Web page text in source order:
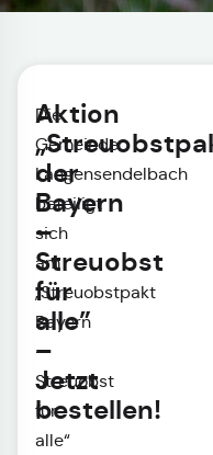
Aktion
der
Bayern
–
Streuobst
für
alle”
–
Jetzt
bestellen!
Die
Gemeinde
Langensendelbach
beteiligt
sich
am
„Streuobstpakt
Bayern
-
Streuobst
für
alle“